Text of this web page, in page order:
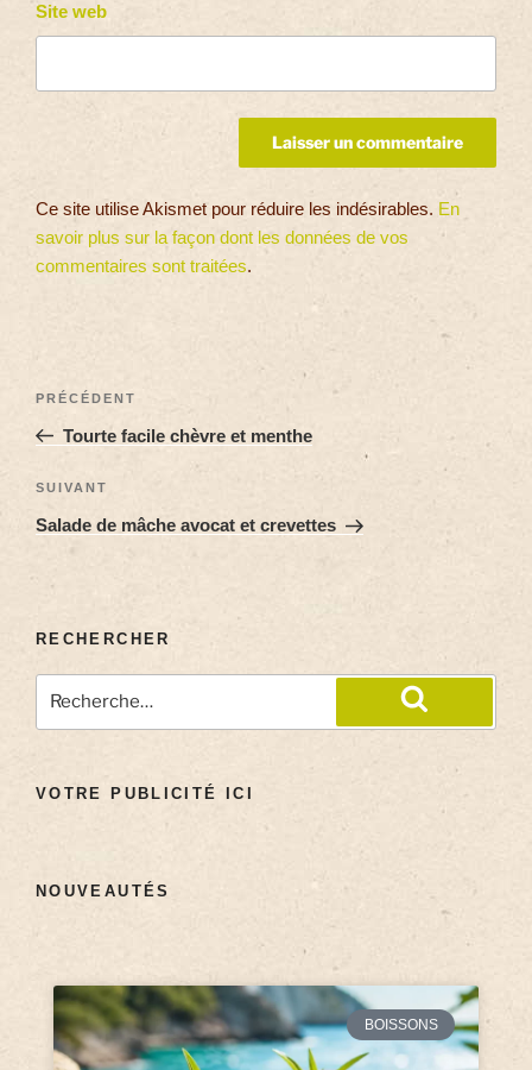
Site web
Ce site utilise Akismet pour réduire les indésirables. En
savoir plus sur la façon dont les données de vos
commentaires sont traitées.
PRÉCÉDENT
Tourte facile chèvre et menthe
SUIVANT
Salade de mâche avocat et crevettes
RECHERCHER
VOTRE PUBLICITÉ ICI
NOUVEAUTÉS
BOISSONS